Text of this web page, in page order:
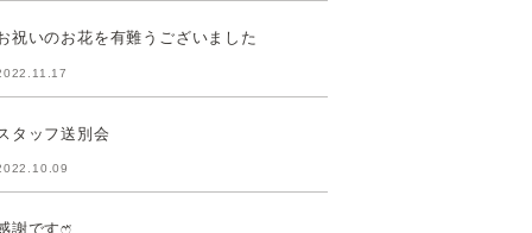
祝いのお花を有難うございました
タッフ送別会
謝ですෆ̈